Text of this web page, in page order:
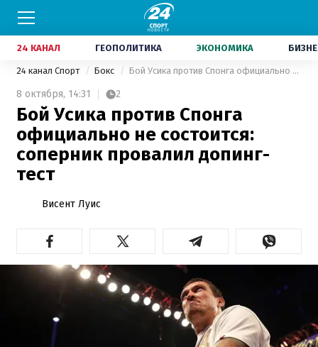
24 КАНАЛ ГЕОПОЛИТИКА ЭКОНОМИКА
24 канал Спорт Бокс Бой Усика против Спонга официально не состоится: соперник провалил допинг-тест
8 октября, 14:31 2
Бой Усика против Спонга
официально не состоится:
соперник провалил допинг-
тест
Висент Луис